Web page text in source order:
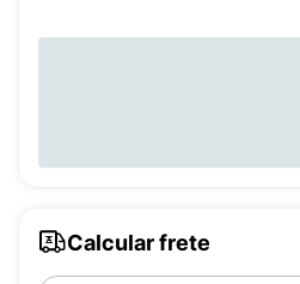
Calcular frete